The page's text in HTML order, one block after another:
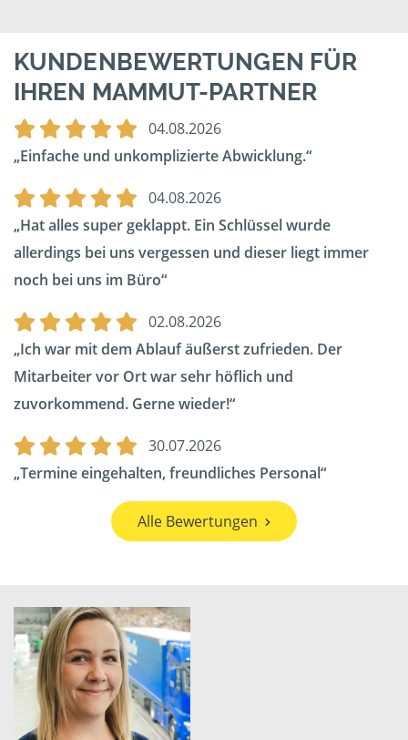
KUNDENBEWERTUNGEN FÜR
IHREN MAMMUT-PARTNER
04.08.2026
Einfache und unkomplizierte Abwicklung.
04.08.2026
Hat alles super geklappt. Ein Schlüssel wurde
allerdings bei uns vergessen und dieser liegt immer
noch bei uns im Büro
02.08.2026
Ich war mit dem Ablauf äußerst zufrieden. Der
Mitarbeiter vor Ort war sehr höflich und
zuvorkommend. Gerne wieder!
30.07.2026
Termine eingehalten, freundliches Personal
Alle Bewertungen